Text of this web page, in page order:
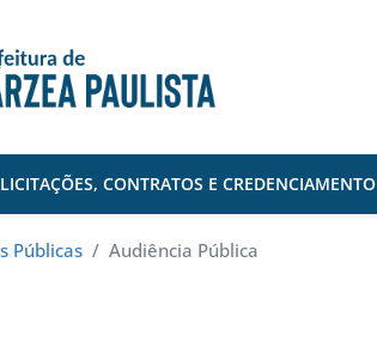
LICITAÇÕES, CONTRATOS E CREDENCIAMENTO
Públicas / Audiência Pública